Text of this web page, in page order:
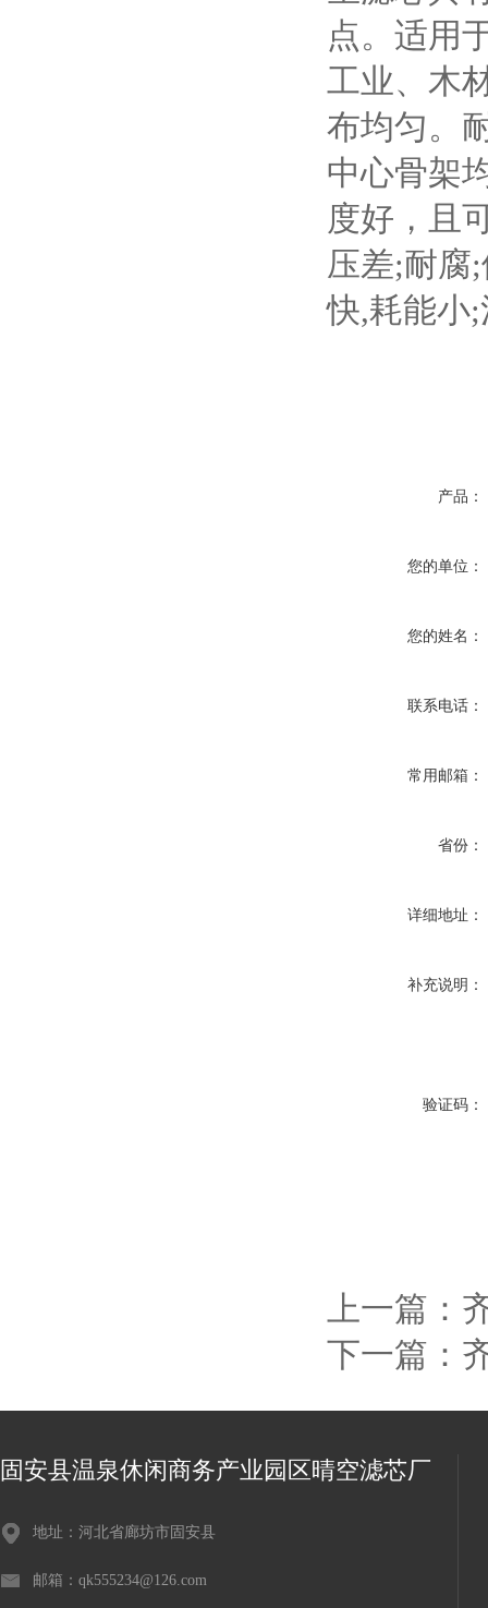
点。适用
工业、木
布均匀。
中心骨架
度好，且
压差;耐腐
快,耗能小
产品：
您的单位：
您的姓名：
联系电话：
常用邮箱：
省份：
详细地址：
补充说明：
验证码：
上一篇：
下一篇：
固安县温泉休闲商务产业园区晴空滤芯厂
地址：河北省廊坊市固安县
邮箱：qk555234@126.com